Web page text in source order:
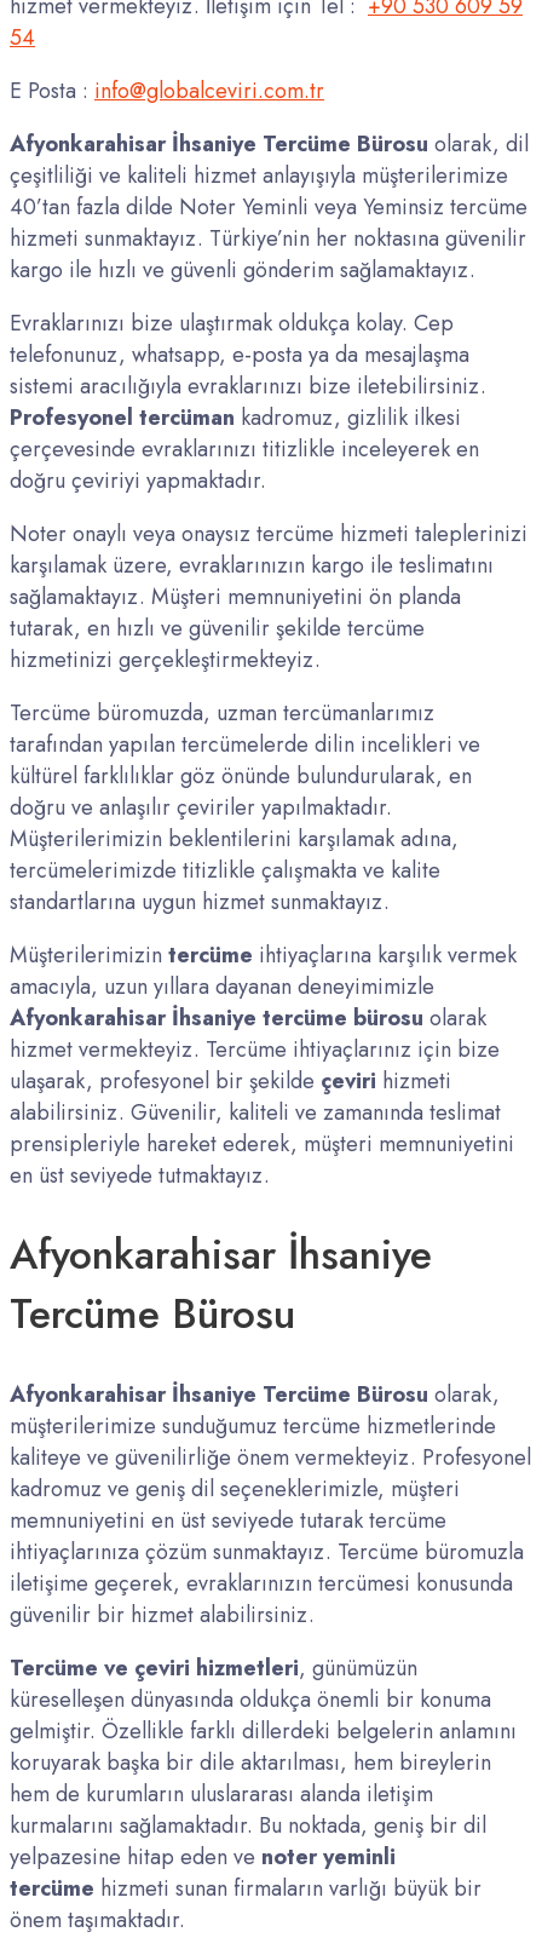
54
E Posta : info@globalceviri.com.tr
Afyonkarahisar İhsaniye Tercüme Bürosu olarak, dil
çeşitliliği ve kaliteli hizmet anlayışıyla müşterilerimize
40’tan fazla dilde Noter Yeminli veya Yeminsiz tercüme
hizmeti sunmaktayız. Türkiye’nin her noktasına güvenilir
kargo ile hızlı ve güvenli gönderim sağlamaktayız.
Evraklarınızı bize ulaştırmak oldukça kolay. Cep
telefonunuz, whatsapp, e-posta ya da mesajlaşma
sistemi aracılığıyla evraklarınızı bize iletebilirsiniz.
Profesyonel tercüman kadromuz, gizlilik ilkesi
çerçevesinde evraklarınızı titizlikle inceleyerek en
doğru çeviriyi yapmaktadır.
Noter onaylı veya onaysız tercüme hizmeti taleplerinizi
karşılamak üzere, evraklarınızın kargo ile teslimatını
sağlamaktayız. Müşteri memnuniyetini ön planda
tutarak, en hızlı ve güvenilir şekilde tercüme
hizmetinizi gerçekleştirmekteyiz.
Tercüme büromuzda, uzman tercümanlarımız
tarafından yapılan tercümelerde dilin incelikleri ve
kültürel farklılıklar göz önünde bulundurularak, en
doğru ve anlaşılır çeviriler yapılmaktadır.
Müşterilerimizin beklentilerini karşılamak adına,
tercümelerimizde titizlikle çalışmakta ve kalite
standartlarına uygun hizmet sunmaktayız.
Müşterilerimizin tercüme ihtiyaçlarına karşılık vermek
amacıyla, uzun yıllara dayanan deneyimimizle
Afyonkarahisar İhsaniye tercüme bürosu olarak
hizmet vermekteyiz. Tercüme ihtiyaçlarınız için bize
ulaşarak, profesyonel bir şekilde çeviri hizmeti
alabilirsiniz. Güvenilir, kaliteli ve zamanında teslimat
prensipleriyle hareket ederek, müşteri memnuniyetini
en üst seviyede tutmaktayız.
Afyonkarahisar İhsaniye
Tercüme Bürosu
Afyonkarahisar İhsaniye Tercüme Bürosu olarak,
müşterilerimize sunduğumuz tercüme hizmetlerinde
kaliteye ve güvenilirliğe önem vermekteyiz. Profesyonel
kadromuz ve geniş dil seçeneklerimizle, müşteri
memnuniyetini en üst seviyede tutarak tercüme
ihtiyaçlarınıza çözüm sunmaktayız. Tercüme büromuzla
iletişime geçerek, evraklarınızın tercümesi konusunda
güvenilir bir hizmet alabilirsiniz.
Tercüme ve çeviri hizmetleri, günümüzün
küreselleşen dünyasında oldukça önemli bir konuma
gelmiştir. Özellikle farklı dillerdeki belgelerin anlamını
koruyarak başka bir dile aktarılması, hem bireylerin
hem de kurumların uluslararası alanda iletişim
kurmalarını sağlamaktadır. Bu noktada, geniş bir dil
yelpazesine hitap eden ve noter yeminli
tercüme hizmeti sunan firmaların varlığı büyük bir
önem taşımaktadır.